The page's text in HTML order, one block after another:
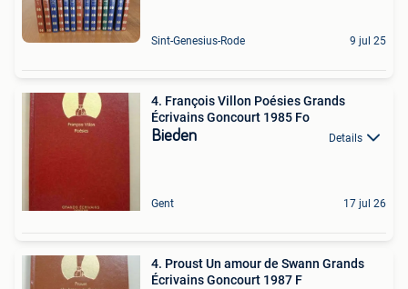
Sint-Genesius-Rode 9 jul 25
4. François Villon Poésies Grands
Écrivains Goncourt 1985 Fo
Bieden Details
Gent 17 jul 26
4. Proust Un amour de Swann Grands
Écrivains Goncourt 1987 F